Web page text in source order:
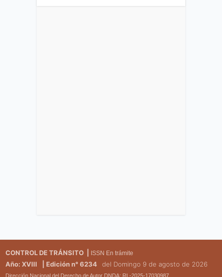
CONTROL DE TRÁNSITO | ISSN En trámite
Año: XVIII | Edición n° 6234 del Domingo 9 de agosto de 2026
Dirección Nacional del Derecho de Autor DNDA: RL-2025-17030987.